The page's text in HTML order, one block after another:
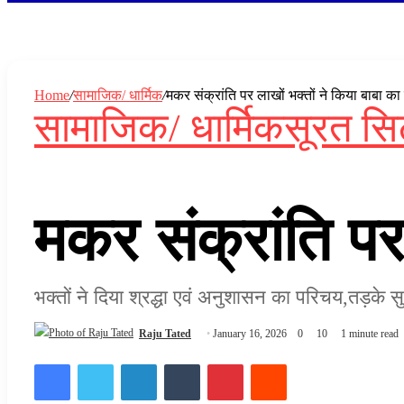
Home/सामाजिक/ धार्मिक/मकर संक्रांति पर लाखों भक्तों ने किया बाबा का
सामाजिक/ धार्मिकसूरत
मकर संक्रांति पर
भक्तों ने दिया श्रद्धा एवं अनुशासन का परिचय,तड़के
Raju Tated January 16, 2026 0 10 1 minute read
FacebookTwitterLinkedInTumblrPinterestReddit